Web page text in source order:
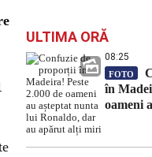
ULTIMA ORĂ
08:25
FOTO
în
oameni